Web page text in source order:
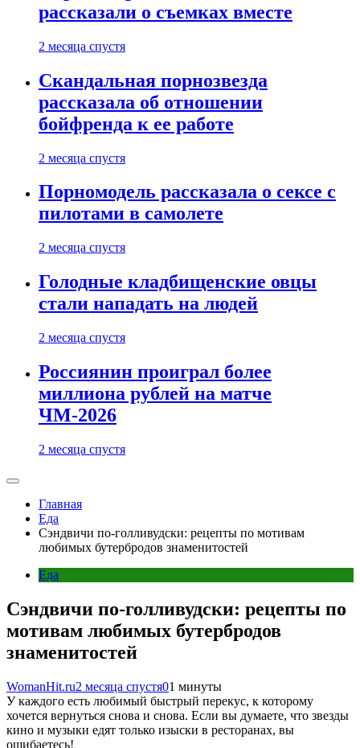
рассказали о съемках вместе
2 месяца спустя
Скандальная порнозвезда
рассказала об отношении
бойфренда к ее работе
2 месяца спустя
Порномодель рассказала о сексе с
пилотами в самолете
2 месяца спустя
Голодные кладбищенские овцы
стали нападать на людей
2 месяца спустя
Россиянин проиграл более
миллиона рублей на матче
ЧМ-2026
2 месяца спустя
Главная
Еда
Сэндвичи по-голливудски: рецепты по мотивам
любимых бутербродов знаменитостей
Еда
Сэндвичи по-голливудски: рецепты по
мотивам любимых бутербродов
знаменитостей
WomanHit.ru2 месяца спустя01 минуты
У каждого есть любимый быстрый перекус, к которому
хочется вернуться снова и снова. Если вы думаете, что звезды
кино и музыки едят только изыски в ресторанах, вы
ошибаетесь!